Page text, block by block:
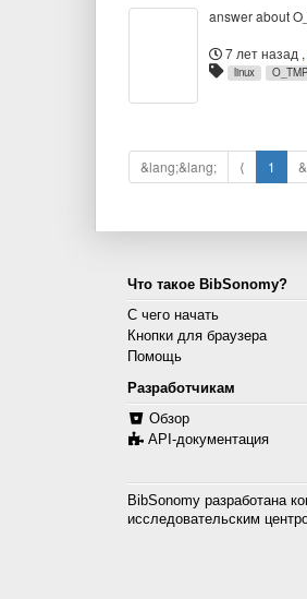
answer about
7 лет назад ,
linux
&lang;&lang; ⟨ 1
Что такое BibSonomy?
С чего начать
Кнопки для браузера
Помощь
Разработчикам
Обзор
API-документация
BibSonomy разработана
исследовательским